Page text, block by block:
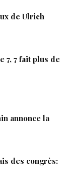
de Ulrich
7, 7 fait plus de
annonce la
des congrès: